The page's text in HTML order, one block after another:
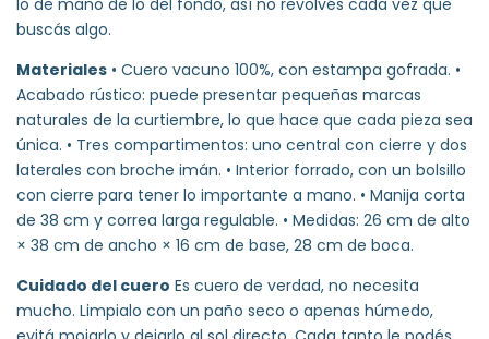
lo de mano de lo del fondo, así no revolvés cada vez que
buscás algo.
Materiales • Cuero vacuno 100%, con estampa gofrada. •
Acabado rústico: puede presentar pequeñas marcas
naturales de la curtiembre, lo que hace que cada pieza sea
única. • Tres compartimentos: uno central con cierre y dos
laterales con broche imán. • Interior forrado, con un bolsillo
con cierre para tener lo importante a mano. • Manija corta
de 38 cm y correa larga regulable. • Medidas: 26 cm de alto
× 38 cm de ancho × 16 cm de base, 28 cm de boca.
Cuidado del cuero Es cuero de verdad, no necesita
mucho. Limpialo con un paño seco o apenas húmedo,